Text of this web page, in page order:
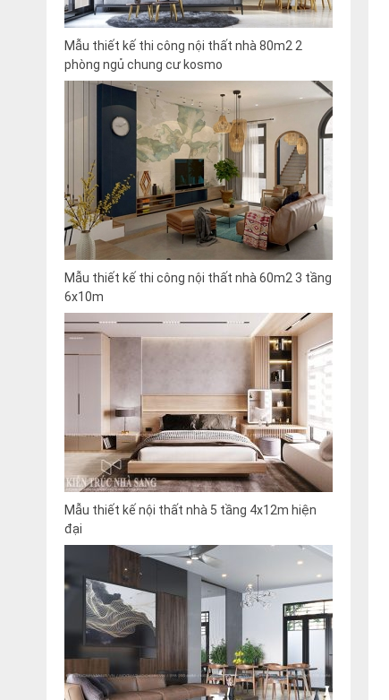
Mẫu thiết kế thi công nội thất nhà 80m2 2
phòng ngủ chung cư kosmo
Mẫu thiết kế thi công nội thất nhà 60m2 3 tầng
6x10m
Mẫu thiết kế nội thất nhà 5 tầng 4x12m hiện
đại